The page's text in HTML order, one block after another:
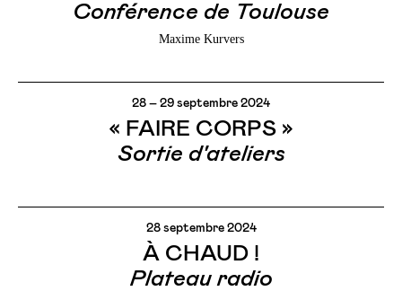
Conférence de Toulouse
Maxime Kurvers
28 – 29 septembre 2024
« FAIRE CORPS »
Sortie d'ateliers
28 septembre 2024
À CHAUD !
Plateau radio